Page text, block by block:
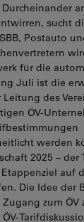
sucht
Postauto
für die
Juli ist die
Leitung des
ÖV-
werden
2025 – der
auf
Die Idee der
zum